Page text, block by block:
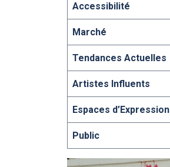
Accessibilité
Marché
Tendances Actuelles
Artistes Influents
Espaces d’Expression
Public